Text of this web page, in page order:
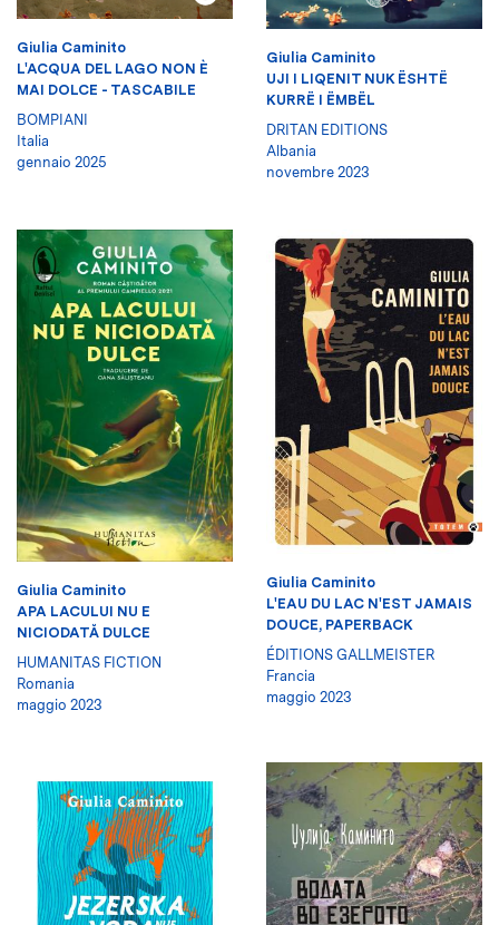
Giulia Caminito
L'ACQUA DEL LAGO NON È
MAI DOLCE - TASCABILE
BOMPIANI
Italia
gennaio 2025
Giulia Caminito
UJI I LIQENIT NUK ËSHTË
KURRË I ËMBËL
DRITAN EDITIONS
Albania
novembre 2023
Giulia Caminito
APA LACULUI NU E
NICIODATĂ DULCE
HUMANITAS FICTION
Romania
maggio 2023
Giulia Caminito
L'EAU DU LAC N'EST JAMAIS
DOUCE, PAPERBACK
ÉDITIONS GALLMEISTER
Francia
maggio 2023